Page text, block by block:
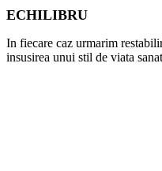
ECHILIBRU
In fiecare caz urmarim
insusirea unui stil de viata